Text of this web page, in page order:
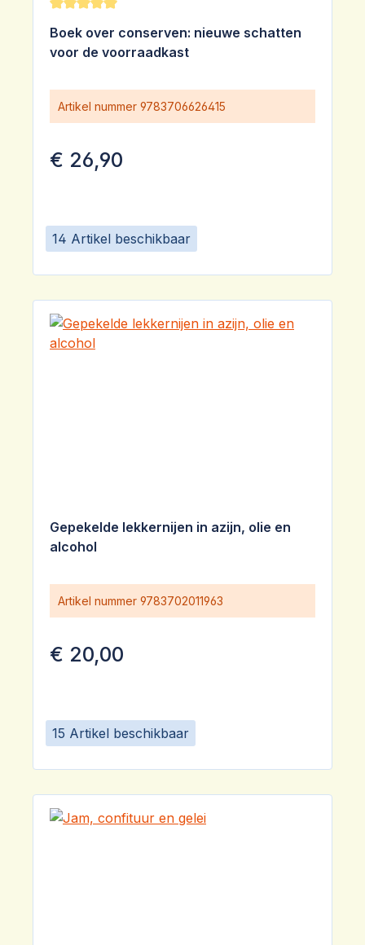
14 Artikel beschikbaar
Gemiddelde waardering van 5 van 5 sterren
Boek over conserven: nieuwe schatten
voor de voorraadkast
Artikel nummer 9783706626415
€ 26,90
15 Artikel beschikbaar
Gepekelde lekkernijen in azijn, olie en
alcohol
Artikel nummer 9783702011963
€ 20,00